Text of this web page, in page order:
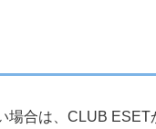
場合は、CLUB